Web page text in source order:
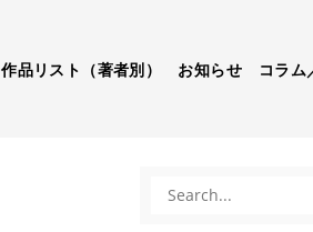
作品リスト（著者別） お知らせ コラム